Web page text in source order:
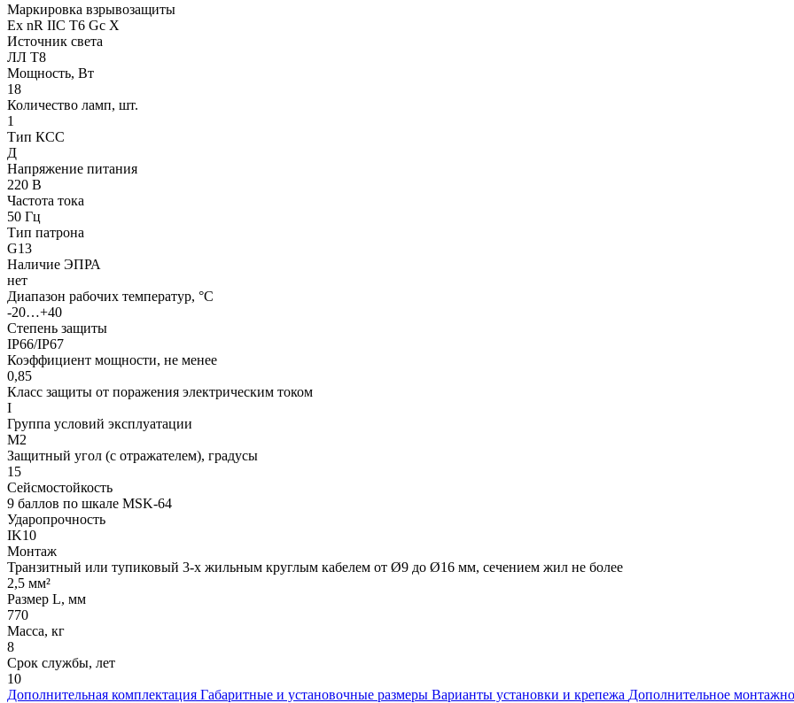
Маркировка взрывозащиты
Ех nR IIC T6 Gc X
Источник света
ЛЛ Т8
Мощность, Вт
18
Количество ламп, шт.
1
Тип КСС
Д
Напряжение питания
220 В
Частота тока
50 Гц
Тип патрона
G13
Наличие ЭПРА
нет
Диапазон рабочих температур, °С
-20…+40
Степень защиты
IP66/IP67
Коэффициент мощности, не менее
0,85
Класс защиты от поражения электрическим током
I
Группа условий эксплуатации
М2
Защитный угол (с отражателем), градусы
15
Сейсмостойкость
9 баллов по шкале МSK-64
Ударопрочность
IK10
Монтаж
Транзитный или тупиковый 3-х жильным круглым кабелем от Ø9 до Ø16 мм, сечением жил не более
2,5 мм²
Размер L, мм
770
Масса, кг
8
Срок службы, лет
10
Дополнительная комплектация Габаритные и установочные размеры Варианты установки и крепежа Дополнительное